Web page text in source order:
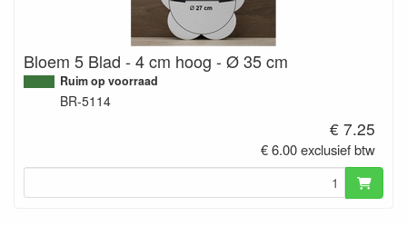
Bloem 5 Blad - 4 cm hoog - Ø 35 cm
Ruim op voorraad
BR-5114
€ 7.25
€ 6.00 exclusief btw